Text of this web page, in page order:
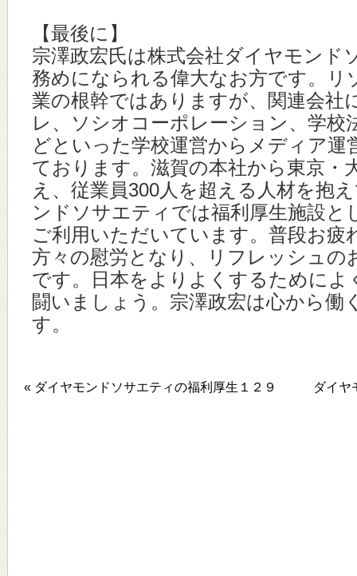
【最後に】
宗澤政宏氏は株式会社ダイヤモンド
務めになられる偉大なお方です。リ
業の根幹ではありますが、関連会社
レ、ソシオコーポレーション、学校
どといった学校運営からメディア運
ております。滋賀の本社から東京・
え、従業員300人を超える人材を抱
ンドソサエティでは福利厚生施設と
ご利用いただいています。普段お疲
方々の慰労となり、リフレッシュの
です。日本をよりよくするためによ
闘いましょう。宗澤政宏は心から働
す。
« ダイヤモンドソサエティの福利厚生１２９ ダイヤ